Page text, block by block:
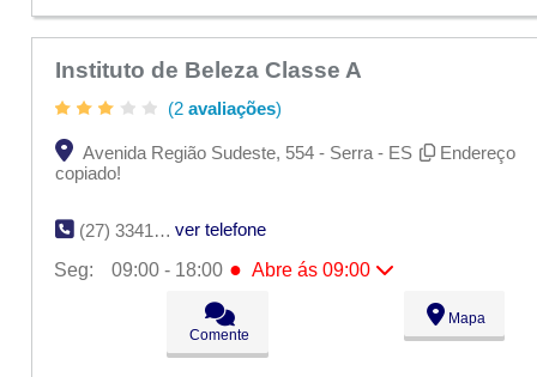
Instituto de Beleza Classe A
(2 avaliações)
Avenida Região Sudeste, 554 - Serra - ES
Endereço
copiado!
(27) 3341-8734
ver telefone
Seg:
09:00 - 18:00 ● Abre ás 09:00
09:00 - 18:00
09:00 - 18:00
09:00 - 18:00
Comente
Mapa